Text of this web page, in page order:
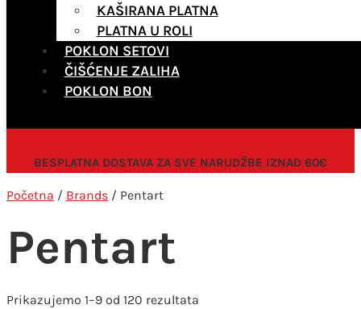
KAŠIRANA PLATNA
PLATNA U ROLI
POKLON SETOVI
ČIŠĆENJE ZALIHA
POKLON BON
BESPLATNA DOSTAVA ZA SVE NARUDŽBE IZNAD 60€
Početna / Brands / Pentart
Pentart
Prikazujemo 1–9 od 120 rezultata